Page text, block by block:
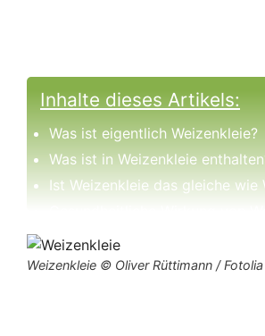
Inhalte dieses Artikels:
Was ist eigentlich Weizenkleie?
Was ist in Weizenkleie
Ist Weizenkleie das gleiche wie
Die Anwendung von
Empfehlung zum Verzehr von
Weizenkleie © Oliver Rüttimann / Fotolia